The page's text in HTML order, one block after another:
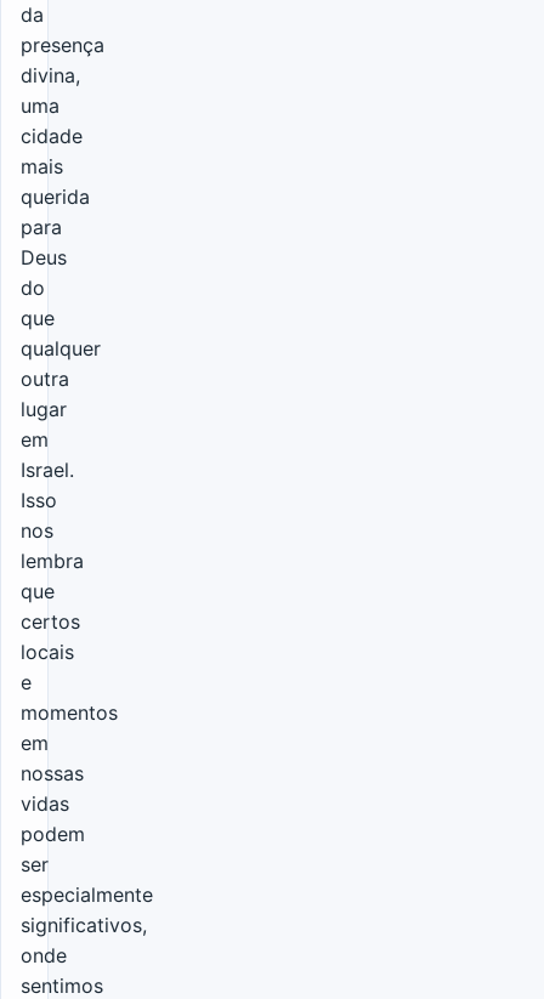
da
presença
divina,
uma
cidade
mais
querida
para
Deus
do
que
qualquer
outra
lugar
em
Israel.
Isso
nos
lembra
que
certos
locais
e
momentos
em
nossas
vidas
podem
ser
especialmente
significativos,
onde
sentimos